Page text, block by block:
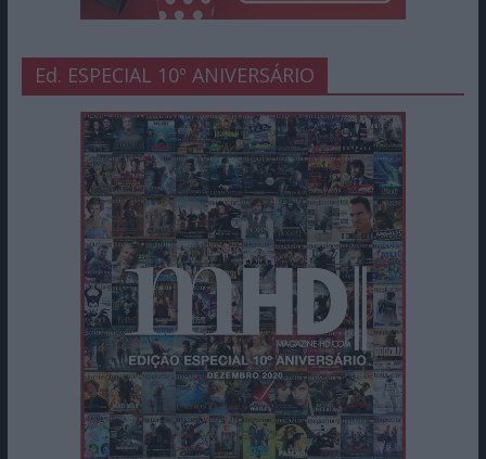
Ed. ESPECIAL 10º ANIVERSÁRIO